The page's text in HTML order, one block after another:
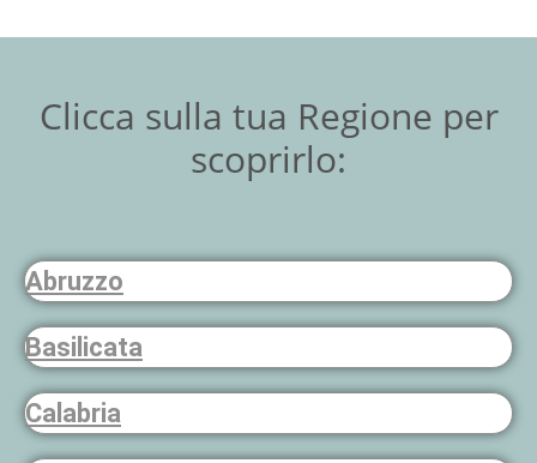
Clicca sulla tua Regione per
scoprirlo:
Abruzzo
Basilicata
Calabria